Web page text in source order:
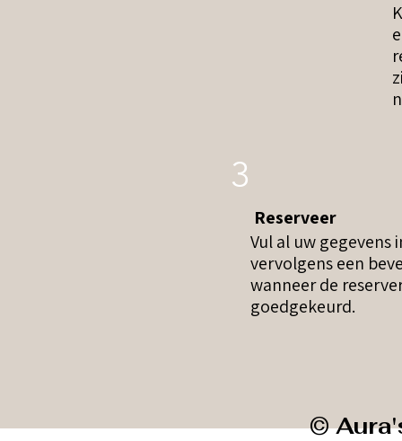
3
Reserveer
Vul al uw gegevens
vervolgens een
wanneer de
goedgekeurd.
©